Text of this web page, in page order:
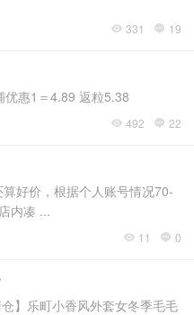
 331  19
惠1＝4.89 返粒5.38
 492  22
好价，根据个人账号情况70-
内凑 ...
 11  0
】乐町小香风外套女冬季毛毛